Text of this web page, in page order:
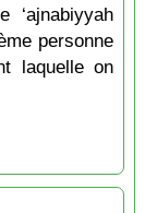
‘ajnabiyyah
personne
laquelle on